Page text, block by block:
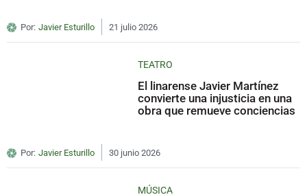
Por: Javier Esturillo 21 julio 2026
TEATRO
El linarense Javier Martínez
convierte una injusticia en una
obra que remueve conciencias
Por: Javier Esturillo 30 junio 2026
MÚSICA